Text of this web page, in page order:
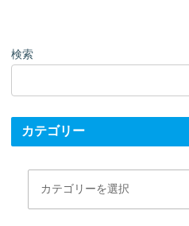
検索
カテゴリー